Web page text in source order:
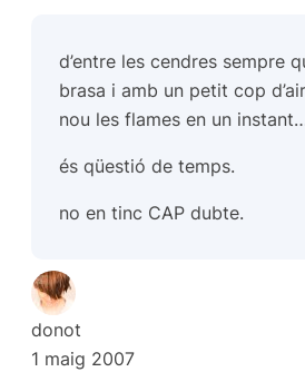
d’entre les cendres sempre
brasa i amb un petit cop
nou les flames en un
és qüestió de temps.
no en tinc CAP dubte.
donot
1 maig 2007